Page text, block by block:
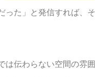
った」と発信すれば、
は伝わらない空間の雰